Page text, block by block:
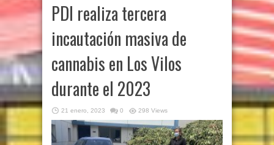
PDI realiza tercera
incautación masiva de
cannabis en Los Vilos
durante el 2023
21 enero, 2023 0 298 Views